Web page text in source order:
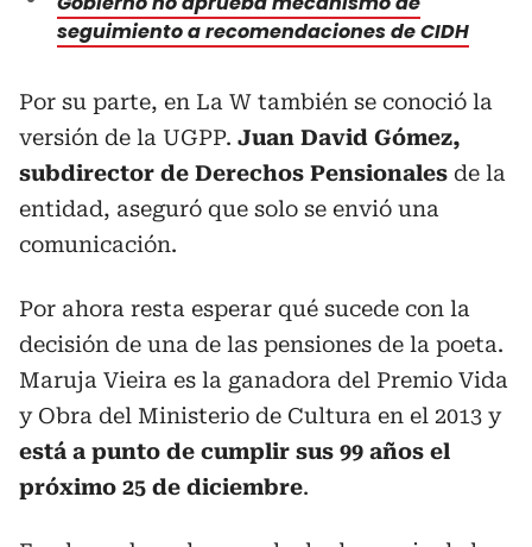
seguimiento a recomendaciones de CIDH
Por su parte, en La W también se conoció la
versión de la UGPP. Juan David Gómez,
subdirector de Derechos Pensionales de la
entidad, aseguró que solo se envió una
comunicación.
Por ahora resta esperar qué sucede con la
decisión de una de las pensiones de la poeta.
Maruja Vieira es la ganadora del Premio Vida
y Obra del Ministerio de Cultura en el 2013 y
está a punto de cumplir sus 99 años el
próximo 25 de diciembre.